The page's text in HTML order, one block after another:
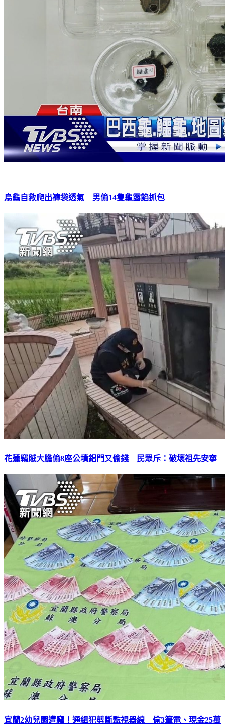
烏龜自救爬出褲袋透氣 男偷14隻龜露餡抓包
花蓮竊賊大膽偷8座公墳鋁門又偷錢 民眾斥：破壞祖先安寧
宜蘭2幼兒園遭竊！通緝犯剪斷監視器線 偷3筆電、現金25萬